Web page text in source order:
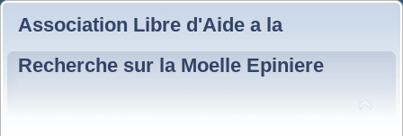
Association Libre d'Aide a la
Recherche sur la Moelle Epiniere